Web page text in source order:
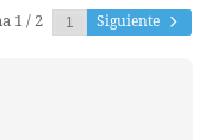
1 / 2 Siguiente